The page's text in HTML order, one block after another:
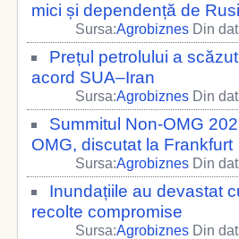
mici și dependență de
Sursa:Agrobiznes Din
Prețul petrolului a
acord SUA–Iran
Sursa:Agrobiznes Din
Summitul Non-OMG
OMG, discutat la Frankfurt
Sursa:Agrobiznes Din
Inundațiile au devastat
recolte compromise
Sursa:Agrobiznes Din